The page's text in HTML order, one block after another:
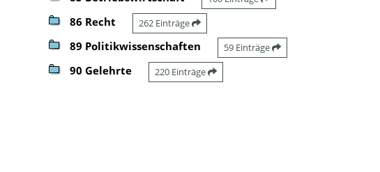
86 Recht 262 Einträge
89 Politikwissenschaften 59 Einträge
90 Gelehrte 220 Einträge